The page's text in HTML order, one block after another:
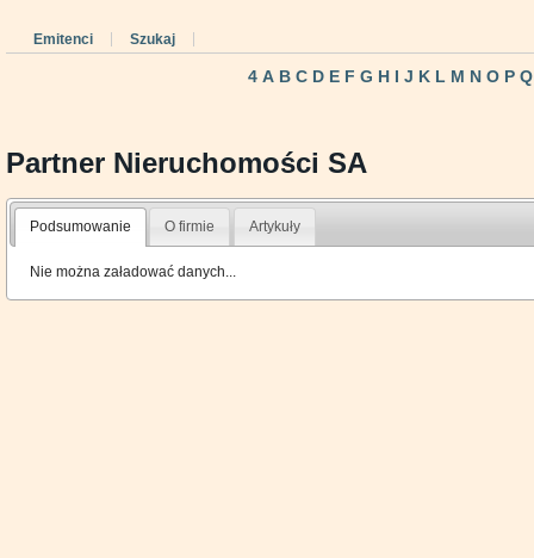
Emitenci Szukaj
4 A B C D E F G H I J K L M N O P Q
Partner Nieruchomości SA
Podsumowanie O firmie Artykuły
Nie można załadować danych...